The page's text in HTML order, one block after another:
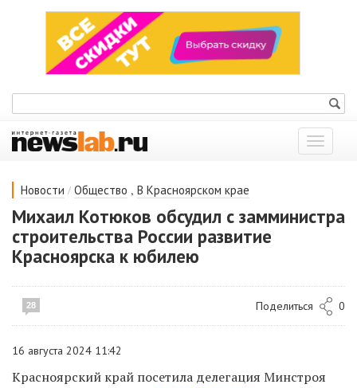
Показать
меню
Новости / Общество , В Красноярском крае
Михаил Котюков обсудил с замминистра
строительства России развитие
Красноярска к юбилею
28 Поделиться 0
16 августа 2024 11:42
Красноярский край посетила делегация Минстроя